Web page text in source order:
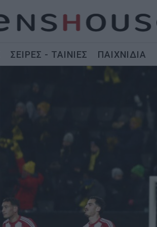
ΣΕΙΡΕΣ - ΤΑΙΝΙΕΣ ΠΑΙΧΝΙΔΙΑ